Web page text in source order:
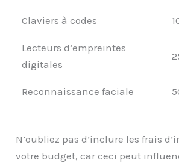
Claviers à codes
Lecteurs d’empreintes
digitales
Reconnaissance faciale
N’oubliez pas d’inclure les frais
votre budget, car ceci peut